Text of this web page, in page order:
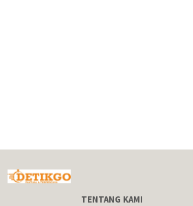
TENTANG KAMI